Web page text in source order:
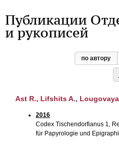
Публикации
и рукописей
по автору
Ast R., Lifshits A.,
2016
Codex Tischendorfianus 1,
für Papyrologie und